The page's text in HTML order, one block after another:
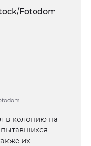
в колонию на
пытавшихся
их